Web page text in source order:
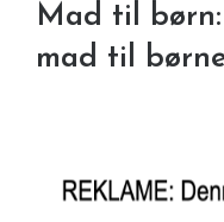
Mad til
mad til